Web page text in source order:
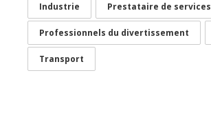
Industrie Prestataire de services
Professionnels du divertissement
Transport